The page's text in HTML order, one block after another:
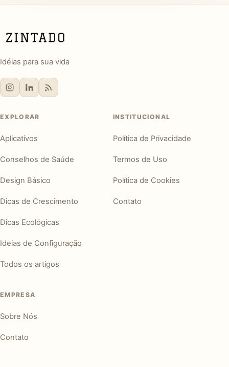
Idéias para sua vida
EXPLORAR
Aplicativos
Conselhos de Saúde
Design Básico
Dicas de Crescimento
Dicas Ecológicas
Ideias de Configuração
Todos os artigos
INSTITUCIONAL
Política de Privacidade
Termos de Uso
Política de Cookies
Contato
EMPRESA
Sobre Nós
Contato